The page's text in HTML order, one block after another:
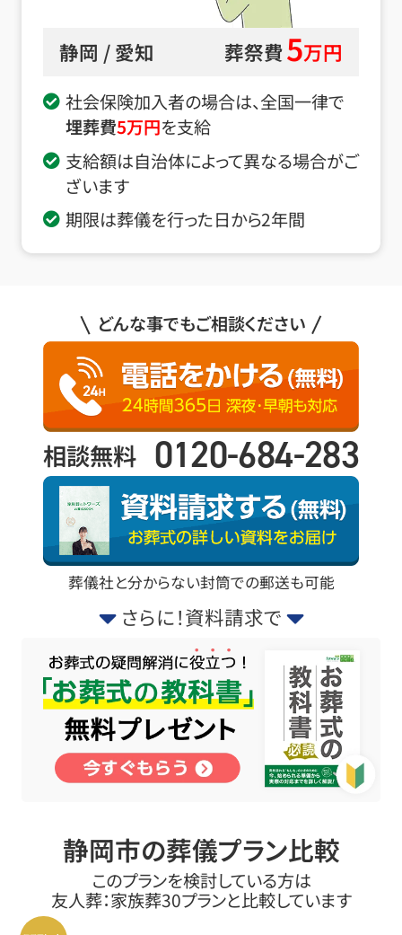
静岡 / 愛知 葬祭費5万円
社会保険加入者の場合は、全国一律で
埋葬費5万円を支給
支給額は自治体によって異なる場合がご
ざいます
期限は葬儀を行った日から2年間
どんな事でもご相談ください
相談無料 0120-684-283
葬儀社と分からない封筒での郵送も可能
さらに！資料請求で
静岡市の葬儀プラン比較
このプランを検討している方は
友人葬：家族葬30プランと比較しています